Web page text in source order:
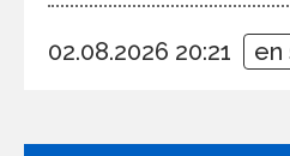
02.08.2026 20:21 en